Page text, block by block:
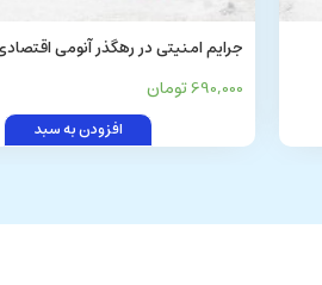
جرایم امنیتی در رهگذر آنومی اقتصادی
چاره اندیشی شریعت)
690,000 تومان
افزودن به سبد